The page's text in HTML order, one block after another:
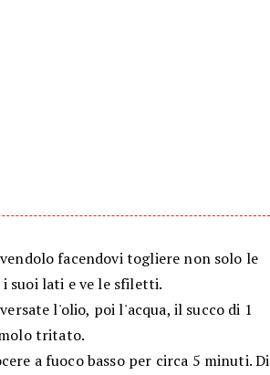
facendovi togliere non solo le
suoi lati e ve le sfiletti.
l'olio, poi l'acqua, il succo di 1
tritato.
a fuoco basso per circa 5 minuti. Di